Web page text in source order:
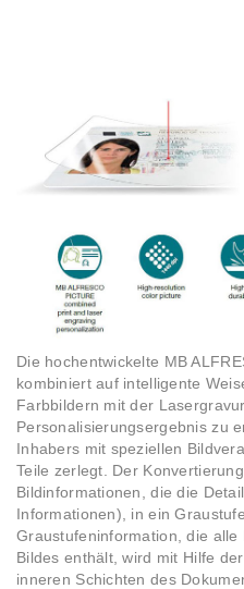
Die hochentwickelte MB
kombiniert auf intelligente
Farbbildern mit der
Personalisierungsergebnis zu
Inhabers mit speziellen
Teile zerlegt. Der
Bildinformationen, die die
Informationen), in ein
Graustufeninformation, die
Bildes enthält, wird mit Hilfe
inneren Schichten des